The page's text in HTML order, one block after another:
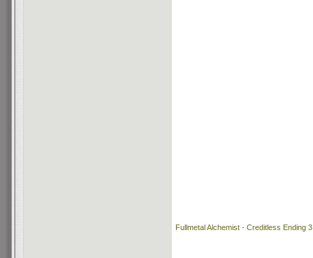
Fullmetal Alchemist - Creditless Ending 3